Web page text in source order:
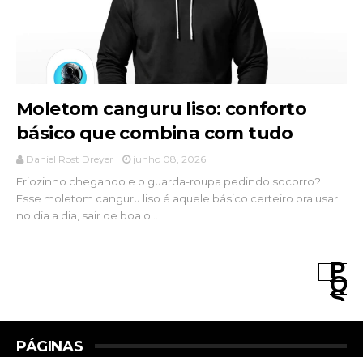
Moletom canguru liso: conforto
básico que combina com tudo
Daniel Rost Dreyer junho 08, 2026
Friozinho chegando e o guarda-roupa pedindo socorro?
Esse moletom canguru liso é aquele básico certeiro pra usar
no dia a dia, sair de boa o...
P
O
S
A
G
PÁGINAS